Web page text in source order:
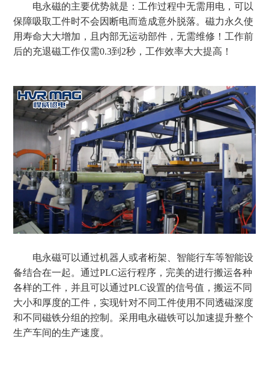
电永磁的主要优势就是：工作过程中无需用电，可以
保障吸取工件时不会因断电而造成意外脱落。磁力永久使
用寿命大大增加，且内部无运动部件，无需维修！工作前
后的充退磁工作仅需0.3到 2秒，工作效率大大提高！
电永磁可以通过机器人或者桁架、智能行车等智能设
备结合在一起。通过PLC运行程序，完美的进行搬运各种
各样的工件，并且可以通过PLC设置的信号值，搬运不同
大小和厚度的工件，实现针对不同工件使用不同透磁深度
和不同磁铁分组的控制。采用电永磁铁可以加速提升整个
生产车间的生产速度。